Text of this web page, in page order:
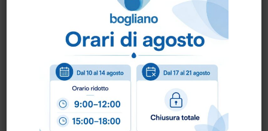
Come ordinare?
Puoi ordinare chiamando al0172 478161oppure
scrivendo una mail a
info@bogliano.it.
Per ogni informazione siamo a disposizione.